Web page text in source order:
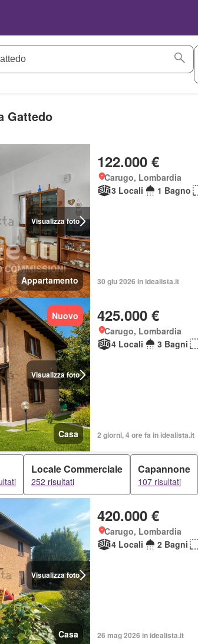
Gattedo
Visualizza foto
Appartamento
122.000 €
Carugo, Lombardia
3 Locali
1 Bagno
30 giu 2026 in idealista.it
Visualizza foto
Nuovo
Casa
425.000 €
Carugo, Lombardia
4 Locali
3 Bagni
2 giorni, 4 ore fa in idealista.it
Locale Commerciale
252 risultati
Capannone
107 risultati
Visualizza foto
Casa
420.000 €
Carugo, Lombardia
4 Locali
2 Bagni
26 mag 2026 in idealista.it